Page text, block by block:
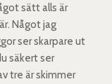
sätt alls är
Något jag
ser skarpare ut
säkert ser
tre är skimmer